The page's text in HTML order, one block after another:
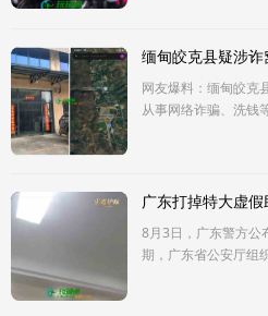
缅甸皎克县疑涉
网友爆料：缅甸皎克
从事网络诈骗、洗钱
广东打掉特大虚
8月3日，广东警方公
期，广东省公安厅组